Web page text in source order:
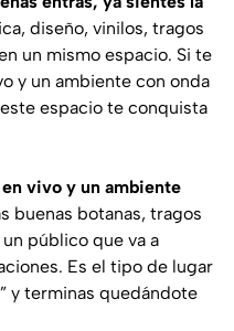
diseño, vinilos, tragos
un mismo espacio. Si te
y un ambiente con onda
espacio te conquista
vivo y un ambiente
buenas botanas, tragos
público que va a
Es el tipo de lugar
y terminas quedándote